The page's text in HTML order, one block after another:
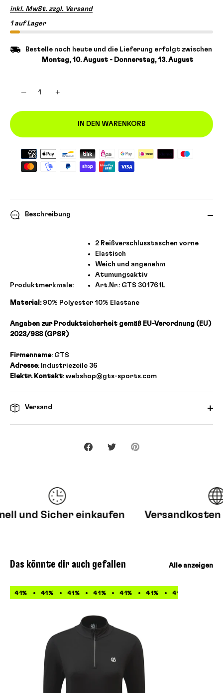
inkl. MwSt. zzgl. Versand
1 auf Lager
Bestelle noch heute und die Lieferung erfolgt zwischen
Montag, 10. August - Donnerstag, 13. August
− +
IN DEN WARENKORB
Beschreibung
Produktmerkmale:
2 Reißverschlusstaschen vorne
Elastisch
Weich und angenehm
Atumungsaktiv
Art.Nr.: GTS 301761L
Material:90% Polyester 10% Elastane
Angaben zur Produktsicherheit gemäß EU-Verordnung (EU)
2023/988 (GPSR)
Firmenname: GTS
Adresse: Industriezeile 36
Elektr. Kontakt: webshop@gts-sports.com
Versand
Teilen TwitternPinnen
und Sicher einkaufen Versandkosten
Das könnte dir auch gefallen Alle anzeigen
41% 41% 41% 41% 41% 41% 41%